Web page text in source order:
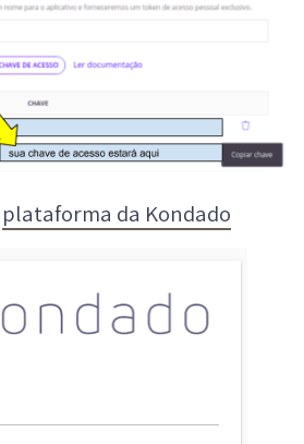
plataforma da Kondado